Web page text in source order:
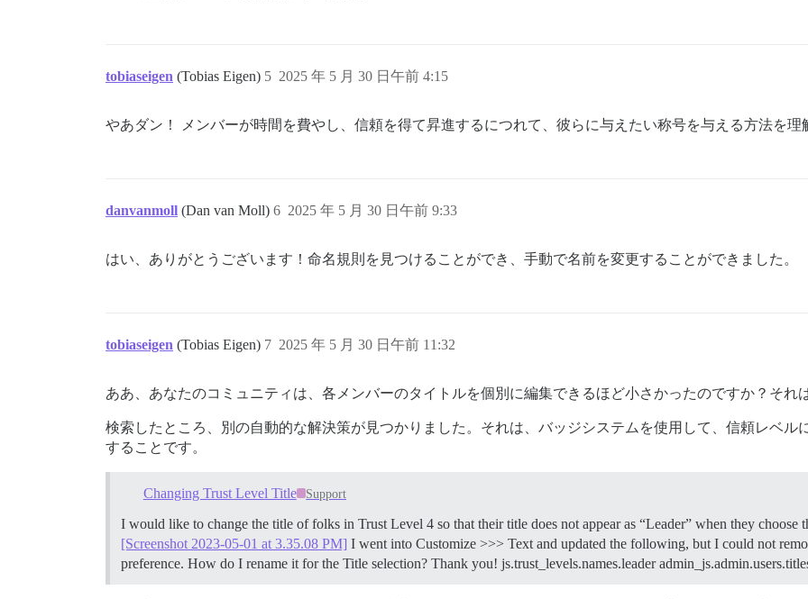
tobiaseigen (Tobias Eigen) 2025 年 5 月 30 日午前 4:15
5
やあダン！ メンバーが時間を費やし、信頼を得て昇進するにつれて、彼らに与えたい称号を与える方法を理
danvanmoll (Dan van Moll) 2025 年 5 月 30 日午前 9:33
6
はい、ありがとうございます！命名規則を見つけることができ、手動で名前を変更することができました。
tobiaseigen (Tobias Eigen) 2025 年 5 月 30 日午前 11:32
7
ああ、あなたのコミュニティは、各メンバーのタイトルを個別に編集できるほど小さかったのですか？それ
検索したところ、別の自動的な解決策が見つかりました。それは、バッジシステムを使用して、信頼レベル
することです。
Changing Trust Level Title Support
I would like to change the title of folks in Trust Level 4 so that their title does not appear as “Leader” when they choose
[Screenshot 2023-05-01 at 3.35.08 PM] I went into Customize >>> Text and updated the following, but I could not
preference. How do I rename it for the Title selection? Thank you! js.trust_levels.names.leader